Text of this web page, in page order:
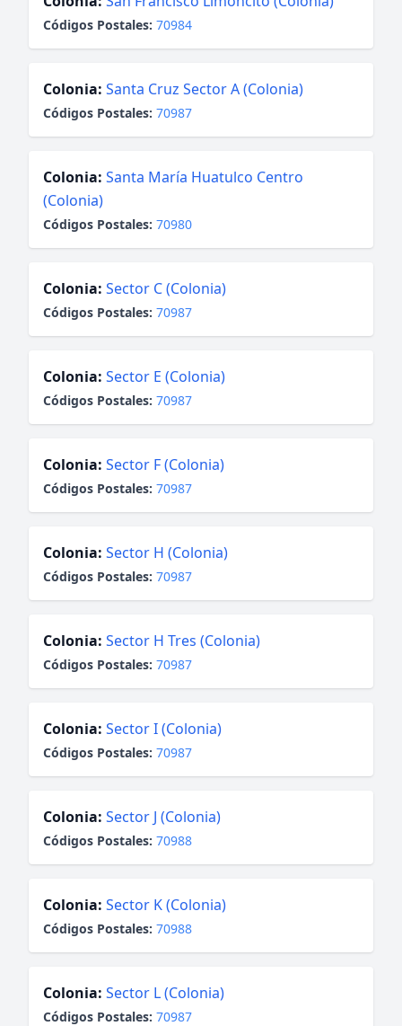
Códigos Postales: 70984
Colonia: Santa Cruz Sector A (Colonia)
Códigos Postales: 70987
Colonia: Santa María Huatulco Centro
(Colonia)
Códigos Postales: 70980
Colonia: Sector C (Colonia)
Códigos Postales: 70987
Colonia: Sector E (Colonia)
Códigos Postales: 70987
Colonia: Sector F (Colonia)
Códigos Postales: 70987
Colonia: Sector H (Colonia)
Códigos Postales: 70987
Colonia: Sector H Tres (Colonia)
Códigos Postales: 70987
Colonia: Sector I (Colonia)
Códigos Postales: 70987
Colonia: Sector J (Colonia)
Códigos Postales: 70988
Colonia: Sector K (Colonia)
Códigos Postales: 70988
Colonia: Sector L (Colonia)
Códigos Postales: 70987